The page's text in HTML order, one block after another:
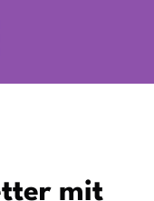
mit